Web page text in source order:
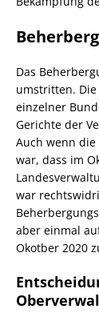
Das
umstritten.
einzelner
Gerichte der
Auch wenn
war, dass im
war
aber einmal
Okotber 2020